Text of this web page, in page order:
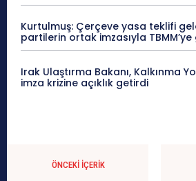
Kurtulmuş: Çerçeve yasa teklifi
partilerin ortak imzasıyla
Irak Ulaştırma Bakanı, Kalkınma
imza krizine açıklık getirdi
ÖNCEKI İÇERIK